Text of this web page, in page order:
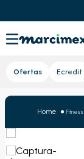
Ofertas Ecredit
Fitness